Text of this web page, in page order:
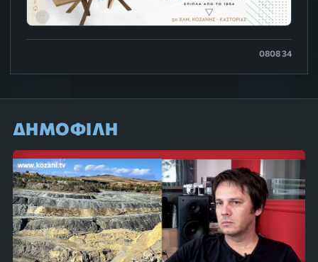
0808 34
ΔΗΜΟΦΙΛΗ